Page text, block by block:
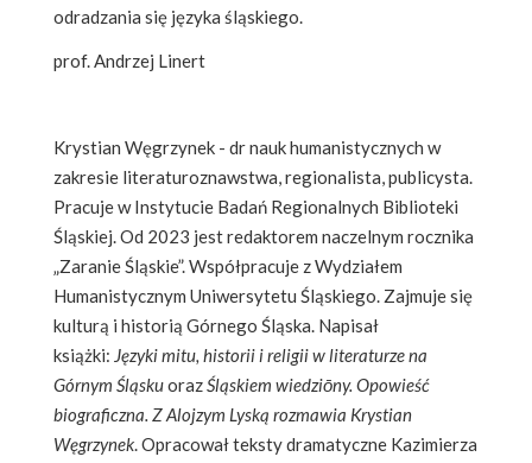
odradzania się języka śląskiego.
prof. Andrzej Linert
Krystian Węgrzynek - dr nauk humanistycznych w
zakresie literaturoznawstwa, regionalista, publicysta.
Pracuje w Instytucie Badań Regionalnych Biblioteki
Śląskiej. Od 2023 jest redaktorem naczelnym rocznika
„Zaranie Śląskie”. Współpracuje z Wydziałem
Humanistycznym Uniwersytetu Śląskiego. Zajmuje się
kulturą i historią Górnego Śląska. Napisał
książki: Języki mitu, historii i religii w literaturze na
Górnym ŚląskuorazŚląskiem wiedziōny. Opowieść
biograficzna. Z Alojzym Lyską rozmawia Krystian
Węgrzynek. Opracował teksty dramatyczne Kazimierza